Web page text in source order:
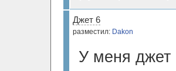
Джет 6
разместил: Dakon
У меня джет